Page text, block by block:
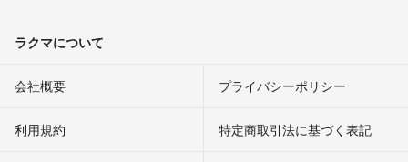
ラクマについて
会社概要 プライバシーポリシー
利用規約 特定商取引法に基づく表記